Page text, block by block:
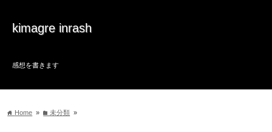
kimagre inrash
感想を書きます
home Home » folder未分類 »